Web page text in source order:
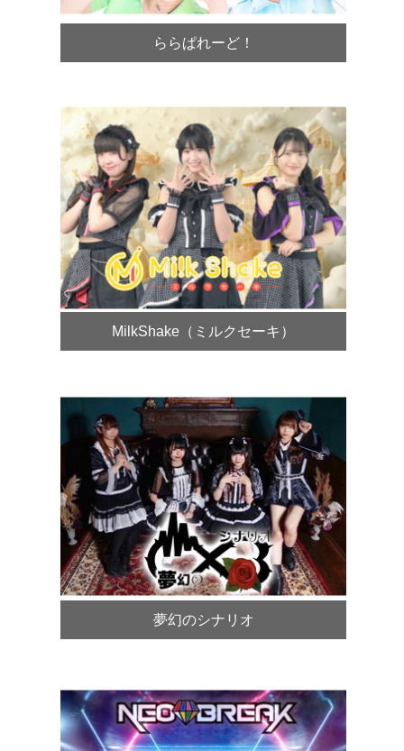
ららぱれーど！
MilkShake（ミルクセーキ）
夢幻のシナリオ